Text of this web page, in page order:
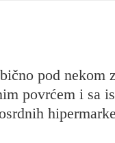
pod nekom
povrćem i sa